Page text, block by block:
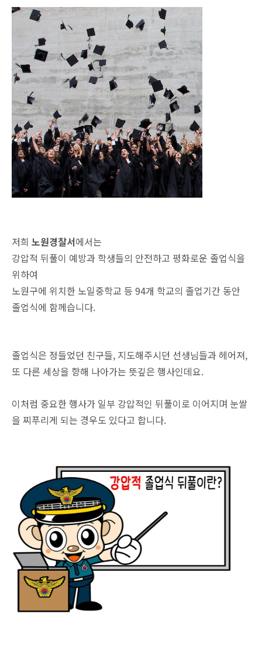
저희 노원경찰서에서는
강압적 뒤풀이 예방과 학생들의 안전하고 평화로운 졸업식을
위하여
노원구에 위치한 노일중학교 등 94개 학교의 졸업기간 동안
졸업식에 함께습니다.
졸업식은 정들었던 친구들, 지도해주시던 선생님들과 헤어져,
또 다른 세상을 향해 나아가는 뜻깊은 행사인데요.
이처럼 중요한 행사가 일부 강압적인 뒤풀이로 이어지며 눈쌀
을 찌푸리게 되는 경우도 있다고 합니다.